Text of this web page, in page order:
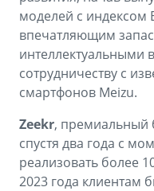
моделей с индексом
впечатляющим
интеллектуальными
сотрудничеству с
смартфонов Meizu.
Zeekr, премиальный
спустя два года с
реализовать более
2023 года клиентам